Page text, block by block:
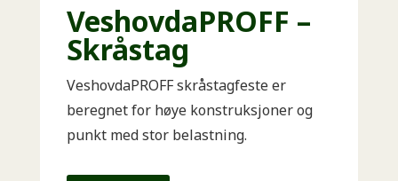
VeshovdaPROFF –
Skråstag
VeshovdaPROFF skråstagfeste er
beregnet for høye konstruksjoner og
punkt med stor belastning.